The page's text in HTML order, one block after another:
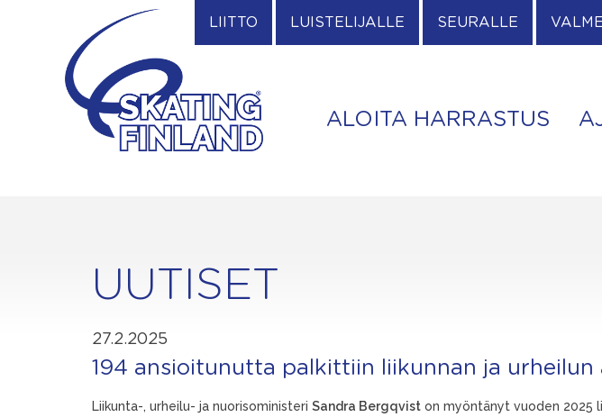
LIITTO LUISTELIJALLE SEURALLE
ALOITA HARRASTUS
UUTISET
27.2.2025
194 ansioitunutta palkittiin liikunnan ja urheilun
Liikunta-, urheilu- ja nuorisoministeri Sandra Bergqvist on myöntänyt vuoden 2025